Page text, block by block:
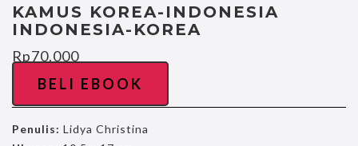
KAMUS KOREA-INDONESIA
INDONESIA-KOREA
Rp70.000
BELI EBOOK
Penulis: Lidya Christina